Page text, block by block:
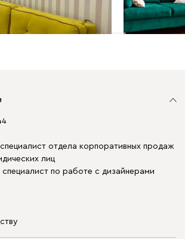
отдела корпоративных продаж
лиц
по работе с дизайнерами